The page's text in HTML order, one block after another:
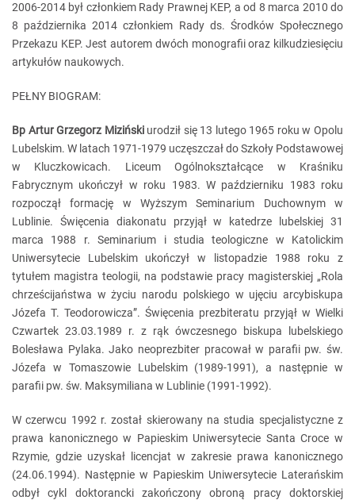
2006-2014 był członkiem Rady Prawnej KEP, a od 8 marca 2010 do
8 października 2014 członkiem Rady ds. Środków Społecznego
Przekazu KEP. Jest autorem dwóch monografii oraz kilkudziesięciu
artykułów naukowych.
PEŁNY BIOGRAM:
Bp Artur Grzegorz Mizińskiurodził się 13 lutego 1965 roku w Opolu
Lubelskim. W latach 1971-1979 uczęszczał do Szkoły Podstawowej
w Kluczkowicach. Liceum Ogólnokształcące w Kraśniku
Fabrycznym ukończył w roku 1983. W październiku 1983 roku
rozpoczął formację w Wyższym Seminarium Duchownym w
Lublinie. Święcenia diakonatu przyjął w katedrze lubelskiej 31
marca 1988 r. Seminarium i studia teologiczne w Katolickim
Uniwersytecie Lubelskim ukończył w listopadzie 1988 roku z
tytułem magistra teologii, na podstawie pracy magisterskiej „Rola
chrześcijaństwa w życiu narodu polskiego w ujęciu arcybiskupa
Józefa T. Teodorowicza”. Święcenia prezbiteratu przyjął w Wielki
Czwartek 23.03.1989 r. z rąk ówczesnego biskupa lubelskiego
Bolesława Pylaka. Jako neoprezbiter pracował w parafii pw. św.
Józefa w Tomaszowie Lubelskim (1989-1991), a następnie w
parafii pw. św. Maksymiliana w Lublinie (1991-1992).
W czerwcu 1992 r. został skierowany na studia specjalistyczne z
prawa kanonicznego w Papieskim Uniwersytecie Santa Croce w
Rzymie, gdzie uzyskał licencjat w zakresie prawa kanonicznego
(24.06.1994). Następnie w Papieskim Uniwersytecie Laterańskim
odbył cykl doktorancki zakończony obroną pracy doktorskiej